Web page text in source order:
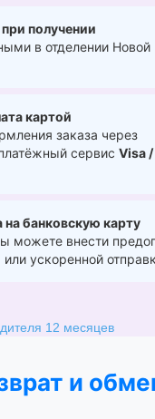
получении
в отделении Новой
картой
заказа через
сервис Visa /
на банковскую карту
можете внести
ускоренной
12 месяцев
и